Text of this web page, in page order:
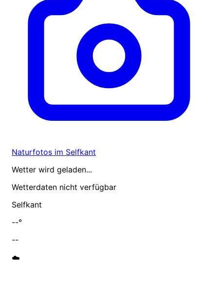
Naturfotos im Selfkant
Wetter wird geladen...
Wetterdaten nicht verfügbar
Selfkant
--°
--
☁️